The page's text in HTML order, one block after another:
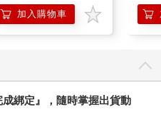
加入購物車
綁定』，隨時掌握出貨動